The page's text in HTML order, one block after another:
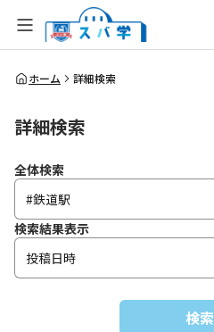
全体検索
ホーム 詳細検索
詳細検索
全体検索
検索結果表示
投稿日時
検索